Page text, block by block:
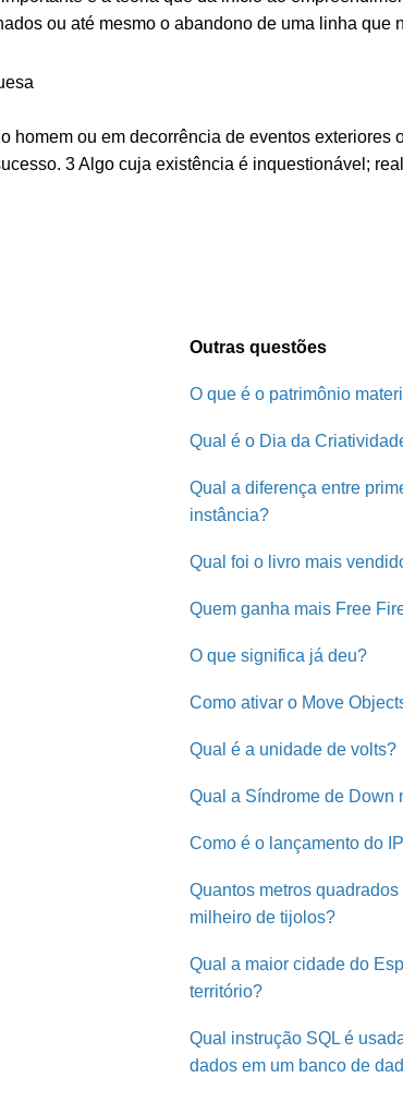
ou até mesmo o abandono de uma linha que
homem ou em decorrência de eventos
3 Algo cuja existência é inquestionável;
Outras questões
O que é o patrimônio
Qual é o Dia da
Qual a diferença entre
instância?
Qual foi o livro mais
Quem ganha mais Free
O que significa já deu?
Como ativar o Move
Qual é a unidade de volts?
Qual a Síndrome de Down
Como é o lançamento do
Quantos metros quadrados
milheiro de tijolos?
Qual a maior cidade do
território?
Qual instrução SQL é
dados em um banco de